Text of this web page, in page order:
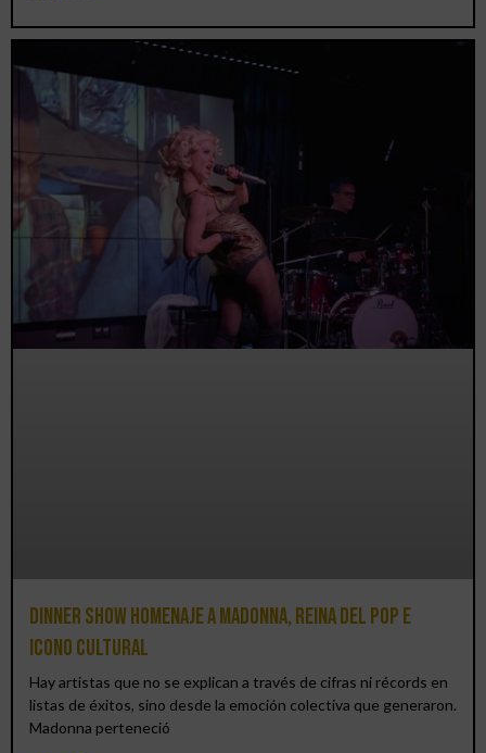
Dinner Show homenaje a Madonna, reina del pop e
icono cultural
Hay artistas que no se explican a través de cifras ni récords en
listas de éxitos, sino desde la emoción colectiva que generaron.
Madonna perteneció